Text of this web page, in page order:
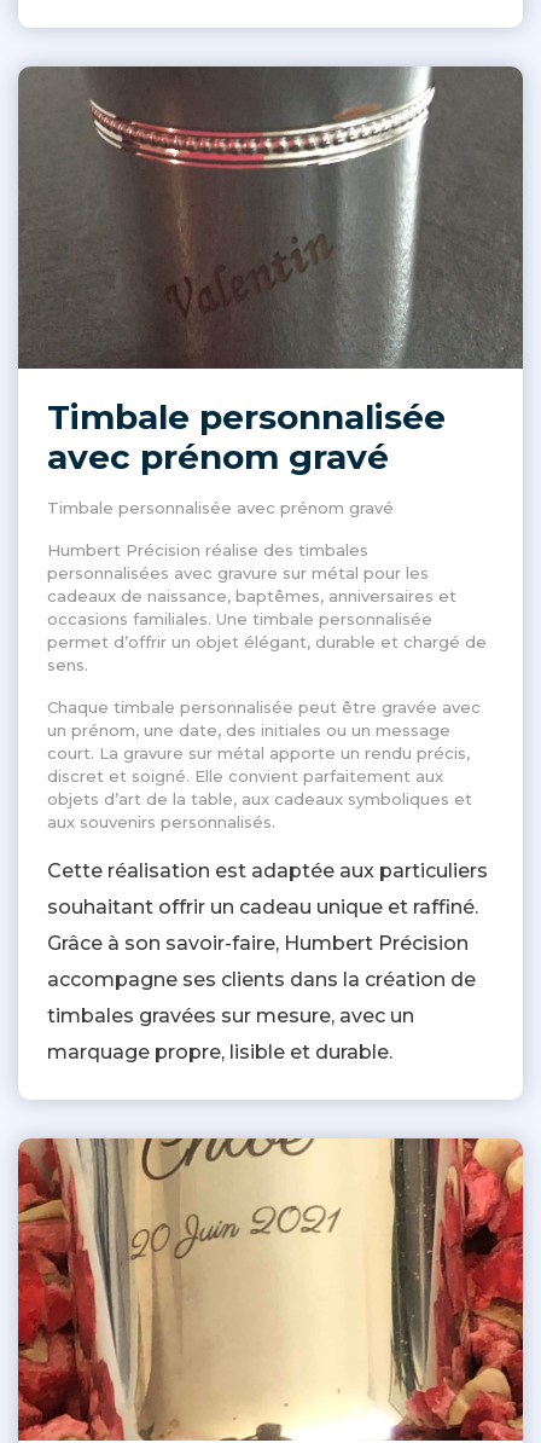
Timbale personnalisée
avec prénom gravé
Timbale personnalisée avec prénom gravé
Humbert Précision réalise des timbales
personnalisées avec gravure sur métal pour les
cadeaux de naissance, baptêmes, anniversaires et
occasions familiales. Une timbale personnalisée
permet d’offrir un objet élégant, durable et chargé de
sens.
Chaque timbale personnalisée peut être gravée avec
un prénom, une date, des initiales ou un message
court. La gravure sur métal apporte un rendu précis,
discret et soigné. Elle convient parfaitement aux
objets d’art de la table, aux cadeaux symboliques et
aux souvenirs personnalisés.
Cette réalisation est adaptée aux particuliers
souhaitant offrir un cadeau unique et raffiné.
Grâce à son savoir-faire, Humbert Précision
accompagne ses clients dans la création de
timbales gravées sur mesure, avec un
marquage propre, lisible et durable.